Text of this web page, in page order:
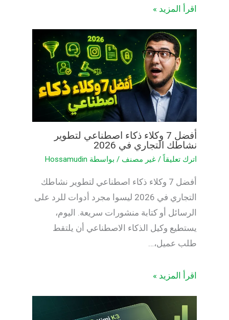
اقرأ المزيد »
أفضل 7 وكلاء ذكاء اصطناعي لتطوير
نشاطك التجاري في 2026
اترك تعليقاً / غير مصنف/ بواسطة Hossamudin
أفضل 7 وكلاء ذكاء اصطناعي لتطوير نشاطك
التجاري في 2026 ليسوا مجرد أدوات للرد على
الرسائل أو كتابة منشورات سريعة. اليوم،
يستطيع وكيل الذكاء الاصطناعي أن يلتقط
طلب عميل،…
اقرأ المزيد »